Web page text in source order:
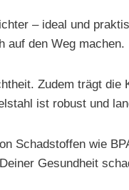
– ideal und
auf den Weg machen.
Zudem trägt die
ist robust und
Schadstoffen wie
Gesundheit